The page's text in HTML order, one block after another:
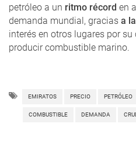
petróleo a un ritmo récord en
demanda mundial, gracias a
interés en otros lugares por su
producir combustible marino.
EMIRATOS PRECIO PETRÓLEO
COMBUSTIBLE DEMANDA